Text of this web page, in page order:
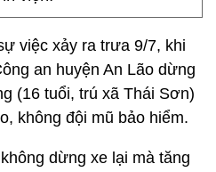
việc xảy ra trưa 9/7, khi
an huyện An Lão dừng
(16 tuổi, trú xã Thái Sơn)
không đội mũ bảo hiểm.
dừng xe lại mà tăng